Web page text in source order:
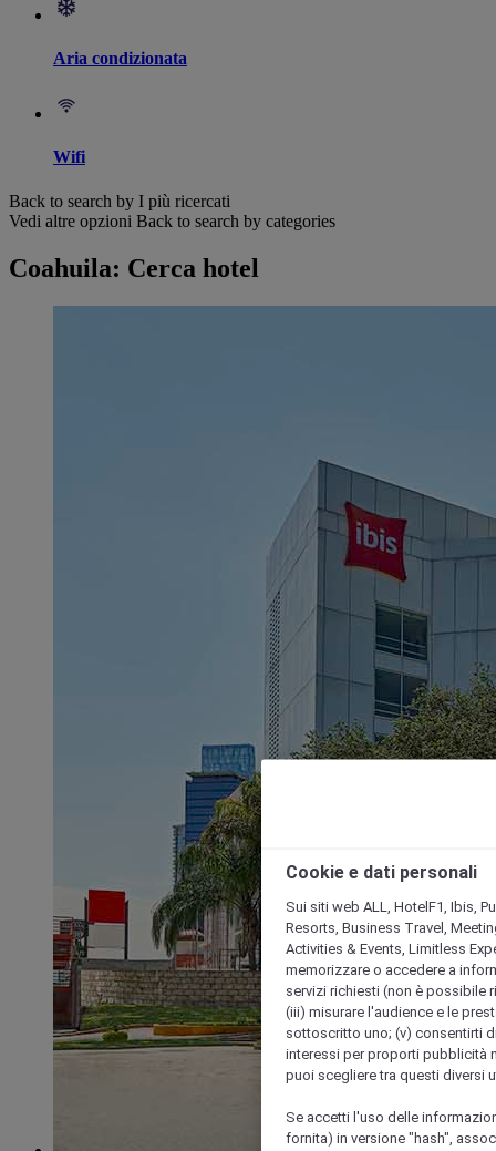
Aria condizionata
Wifi
Back to search by I più ricercati
Vedi altre opzioni Back to search by categories
Coahuila: Cerca hotel
Cookie e dati personali
Sui siti web ALL, HotelF1, Ibis,
Resorts, Business Travel,
Activities & Events, Limitless
memorizzare o accedere a
servizi richiesti (non è possibile
(iii) misurare l'audience e le
sottoscritto uno; (v) consentirti
interessi per proporti pubblicità
puoi scegliere tra questi diversi
Se accetti l'uso delle
fornita) in versione "hash",